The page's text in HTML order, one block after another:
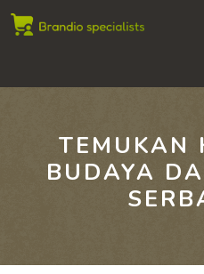
Skip
TEMUKAN
BUDAYA